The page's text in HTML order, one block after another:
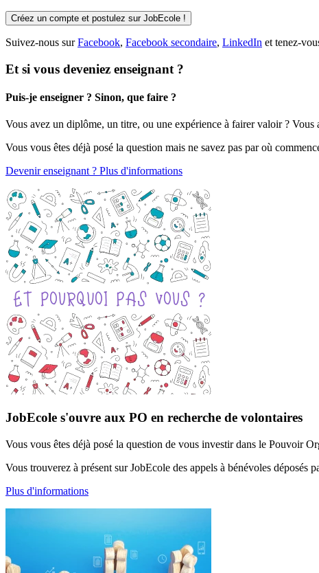
Créez un compte et postulez sur JobEcole !
Suivez-nous surFacebook, Facebook secondaire, LinkedIn et tenez-
Et si vous deveniez enseignant ?
Puis-je enseigner ? Sinon, que faire ?
Vous avez un diplôme, un titre, ou une expérience à fairer valoir ?
Vous vous êtes déjà posé la question mais ne savez pas par où
Devenir enseignant ? Plus d'informations
JobEcole s'ouvre aux PO en recherche de volontaires
Vous vous êtes déjà posé la question de vous investir dans le Pouvoir
Vous trouverez à présent sur JobEcole des appels à bénévoles déposés
Plus d'informations